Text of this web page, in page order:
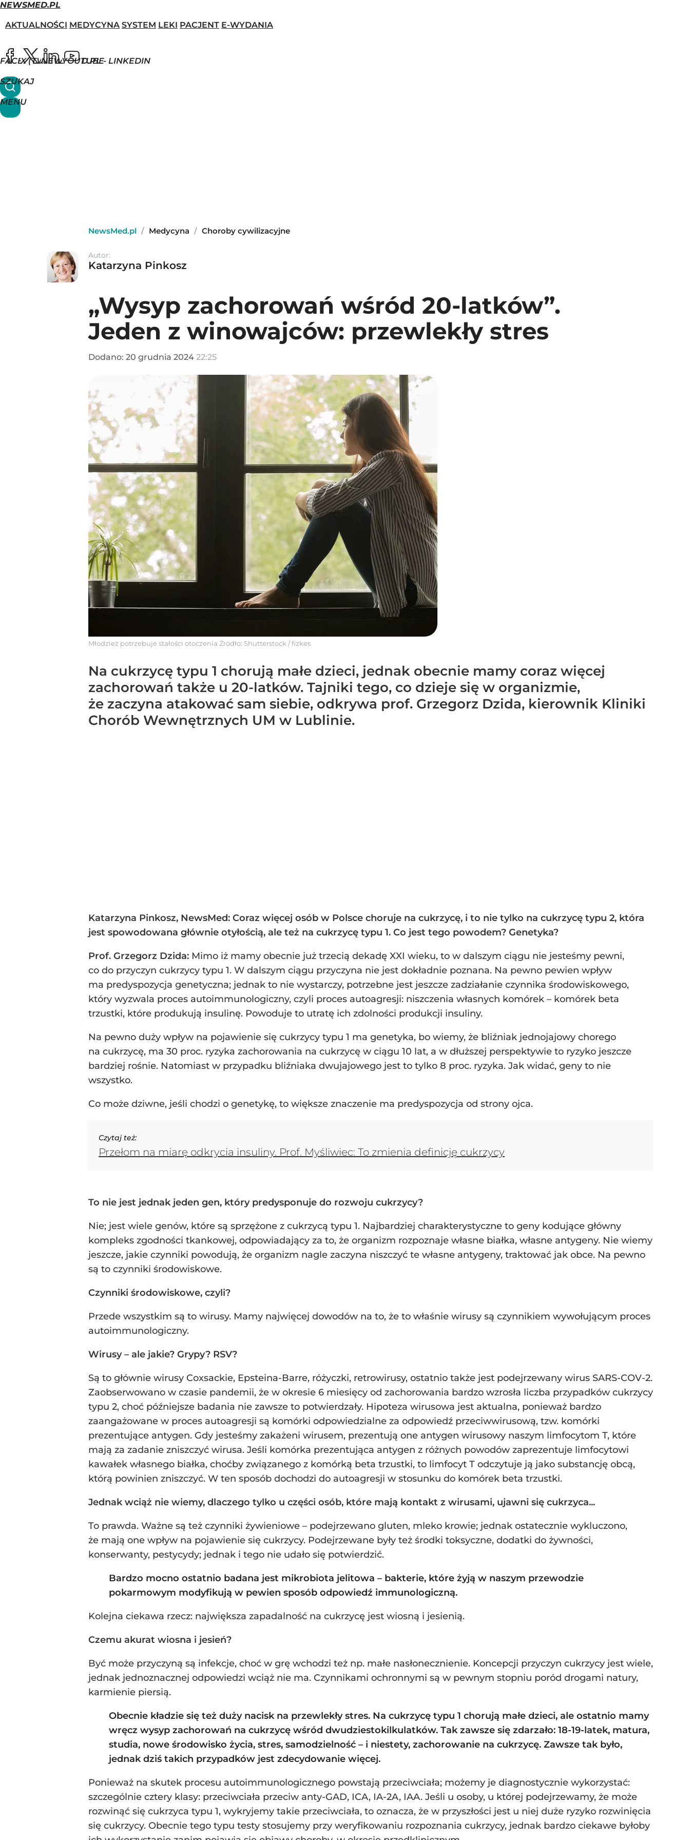
NEWSMED.PL
AKTUALNOŚCI MEDYCYNA SYSTEM LEKI PACJENT E-WYDANIA
FACEBOOK
X (TWITTER)
NEWSMED.PL - LINKEDIN
YOUTUBE
SZUKAJ
MENU
NewsMed.pl / Medycyna / Choroby cywilizacyjne
Autor:
Katarzyna Pinkosz
„Wysyp zachorowań wśród 20-latków”.
Jeden z winowajców: przewlekły stres
Dodano: 20 grudnia 2024 22:25
Młodzież potrzebuje stałości otoczenia Źródło: Shutterstock /fizkes
Na cukrzycę typu 1 chorują małe dzieci, jednak obecnie mamy coraz więcej
zachorowań także u 20-latków. Tajniki tego, co dzieje się w organizmie,
że zaczyna atakować sam siebie, odkrywa prof. Grzegorz Dzida, kierownik Kliniki
Chorób Wewnętrznych UM w Lublinie.
Katarzyna Pinkosz, NewsMed: Coraz więcej osób w Polsce choruje na cukrzycę, i to nie tylko na cukrzycę typu 2, która
jest spowodowana głównie otyłością, ale też na cukrzycę typu 1. Co jest tego powodem? Genetyka?
Prof. Grzegorz Dzida: Mimo iż mamy obecnie już trzecią dekadę XXI wieku, to w dalszym ciągu nie jesteśmy pewni,
co do przyczyn cukrzycy typu 1. W dalszym ciągu przyczyna nie jest dokładnie poznana. Na pewno pewien wpływ
ma predyspozycja genetyczna; jednak to nie wystarczy, potrzebne jest jeszcze zadziałanie czynnika środowiskowego,
który wyzwala proces autoimmunologiczny, czyli proces autoagresji: niszczenia własnych komórek – komórek beta
trzustki, które produkują insulinę. Powoduje to utratę ich zdolności produkcji insuliny.
Na pewno duży wpływ na pojawienie się cukrzycy typu 1 ma genetyka, bo wiemy, że bliźniak jednojajowy chorego
na cukrzycę, ma 30 proc. ryzyka zachorowania na cukrzycę w ciągu 10 lat, a w dłuższej perspektywie to ryzyko jeszcze
bardziej rośnie. Natomiast w przypadku bliźniaka dwujajowego jest to tylko 8 proc. ryzyka. Jak widać, geny to nie
wszystko.
Co może dziwne, jeśli chodzi o genetykę, to większe znaczenie ma predyspozycja od strony ojca.
Czytaj też:
Przełom na miarę odkrycia insuliny. Prof. Myśliwiec: To zmienia definicję cukrzycy
To nie jest jednak jeden gen, który predysponuje do rozwoju cukrzycy?
Nie; jest wiele genów, które są sprzężone z cukrzycą typu 1. Najbardziej charakterystyczne to geny kodujące główny
kompleks zgodności tkankowej, odpowiadający za to, że organizm rozpoznaje własne białka, własne antygeny. Nie wiemy
jeszcze, jakie czynniki powodują, że organizm nagle zaczyna niszczyć te własne antygeny, traktować jak obce. Na pewno
są to czynniki środowiskowe.
Czynniki środowiskowe, czyli?
Przede wszystkim są to wirusy. Mamy najwięcej dowodów na to, że to właśnie wirusy są czynnikiem wywołującym proces
autoimmunologiczny.
Wirusy – ale jakie? Grypy? RSV?
Są to głównie wirusy Coxsackie, Epsteina-Barre, różyczki, retrowirusy, ostatnio także jest podejrzewany wirus SARS-COV-2.
Zaobserwowano w czasie pandemii, że w okresie 6 miesięcy od zachorowania bardzo wzrosła liczba przypadków cukrzycy
typu 2, choć późniejsze badania nie zawsze to potwierdzały. Hipoteza wirusowa jest aktualna, ponieważ bardzo
zaangażowane w proces autoagresji są komórki odpowiedzialne za odpowiedź przeciwwirusową, tzw. komórki
prezentujące antygen. Gdy jesteśmy zakażeni wirusem, prezentują one antygen wirusowy naszym limfocytom T, które
mają za zadanie zniszczyć wirusa. Jeśli komórka prezentująca antygen z różnych powodów zaprezentuje limfocytowi
kawałek własnego białka, choćby związanego z komórką beta trzustki, to limfocyt T odczytuje ją jako substancję obcą,
którą powinien zniszczyć. W ten sposób dochodzi do autoagresji w stosunku do komórek beta trzustki.
Jednak wciąż nie wiemy, dlaczego tylko u części osób, które mają kontakt z wirusami, ujawni się cukrzyca...
To prawda. Ważne są też czynniki żywieniowe – podejrzewano gluten, mleko krowie; jednak ostatecznie wykluczono,
że mają one wpływ na pojawienie się cukrzycy. Podejrzewane były też środki toksyczne, dodatki do żywności,
konserwanty, pestycydy; jednak i tego nie udało się potwierdzić.
Bardzo mocno ostatnio badana jest mikrobiota jelitowa – bakterie, które żyją w naszym przewodzie
pokarmowym modyfikują w pewien sposób odpowiedź immunologiczną.
Kolejna ciekawa rzecz: największa zapadalność na cukrzycę jest wiosną i jesienią.
Czemu akurat wiosna i jesień?
Być może przyczyną są infekcje, choć w grę wchodzi też np. małe nasłonecznienie. Koncepcji przyczyn cukrzycy jest wiele,
jednak jednoznacznej odpowiedzi wciąż nie ma. Czynnikami ochronnymi są w pewnym stopniu poród drogami natury,
karmienie piersią.
Obecnie kładzie się też duży nacisk na przewlekły stres. Na cukrzycę typu 1 chorują małe dzieci, ale ostatnio mamy
wręcz wysyp zachorowań na cukrzycę wśród dwudziestokilkulatków. Tak zawsze się zdarzało: 18-19-latek, matura,
studia, nowe środowisko życia, stres, samodzielność – i niestety, zachorowanie na cukrzycę. Zawsze tak było,
jednak dziś takich przypadków jest zdecydowanie więcej.
Ponieważ na skutek procesu autoimmunologicznego powstają przeciwciała; możemy je diagnostycznie wykorzystać:
szczególnie cztery klasy: przeciwciała przeciw anty-GAD, ICA, IA-2A, IAA. Jeśli u osoby, u której podejrzewamy, że może
rozwinąć się cukrzyca typu 1, wykryjemy takie przeciwciała, to oznacza, że w przyszłości jest u niej duże ryzyko rozwinięcia
się cukrzycy. Obecnie tego typu testy stosujemy przy weryfikowaniu rozpoznania cukrzycy, jednak bardzo ciekawe byłoby